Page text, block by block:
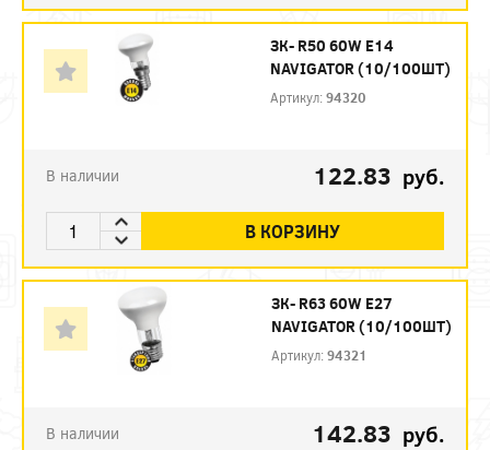
ЗК- R50 60W E14
NAVIGATOR (10/100ШТ)
Артикул:94320
В наличии 122.83 руб.
В КОРЗИНУ
ЗК- R63 60W E27
NAVIGATOR (10/100ШТ)
Артикул:94321
В наличии 142.83 руб.